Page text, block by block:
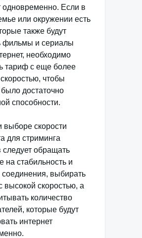
одновременно. Если в
или окружении есть
также будут
фильмы и сериалы
необходимо
тариф с еще более
чтобы
достаточно
способности.
выборе скорости
для стриминга
обращать
на стабильность и
соединения, выбирать
высокой скоростью, а
количество
которые будут
интернет